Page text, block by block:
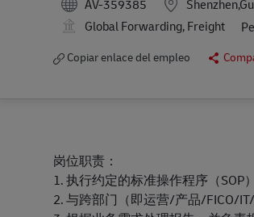
AV-359385
Global Forwarding, Freight
Copiar enlace del empleo
岗位职责：
1. 执行约定的标准操作程序（SOP
2. 与跨部门（即运营/产品/FICO/